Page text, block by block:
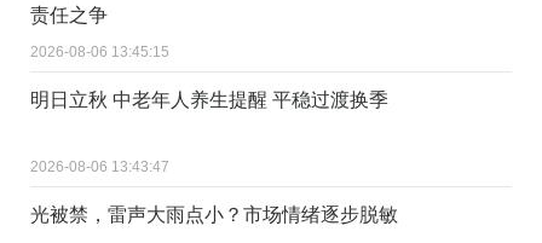
责任之争
2026-08-06 13:45:15
明日立秋 中老年人养生提醒 平稳过渡换季
2026-08-06 13:43:47
光被禁，雷声大雨点小？市场情绪逐步脱敏